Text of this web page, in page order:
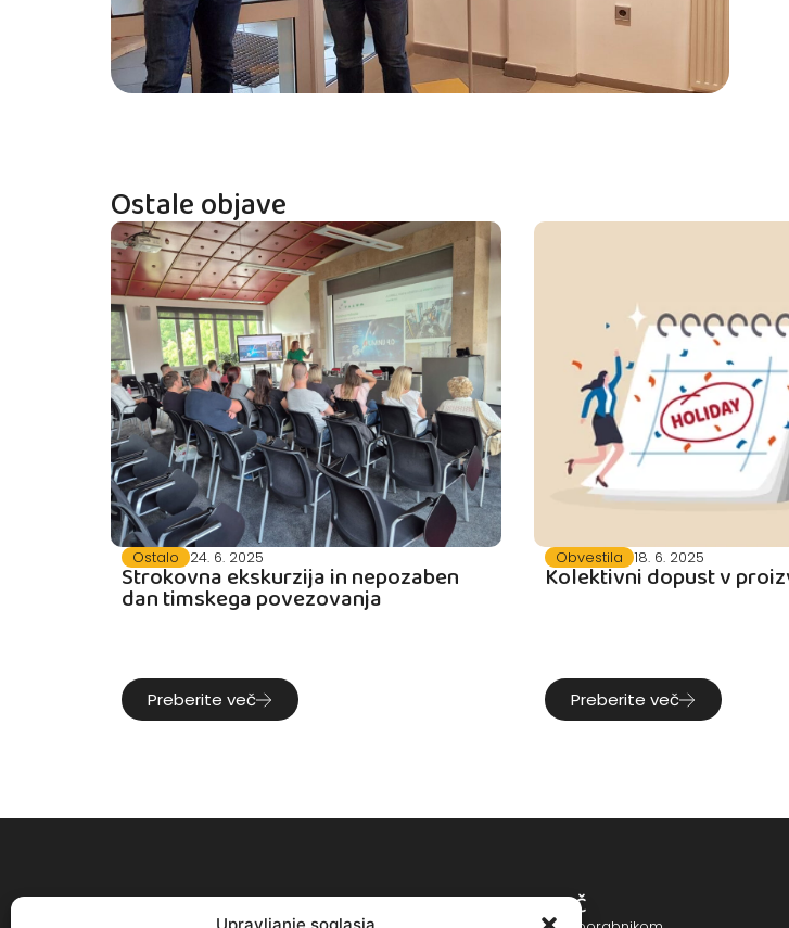
Ostale objave
Ostalo 24. 6. 2025
Strokovna ekskurzija in nepozaben
dan timskega povezovanja
Preberite več
Obvestila 18. 6. 2025
Kolektivni dopust v
Preberite več
POMOČ